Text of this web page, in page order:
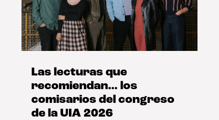
Las lecturas que
recomiendan… los
comisarios del congreso
de la UIA 2026